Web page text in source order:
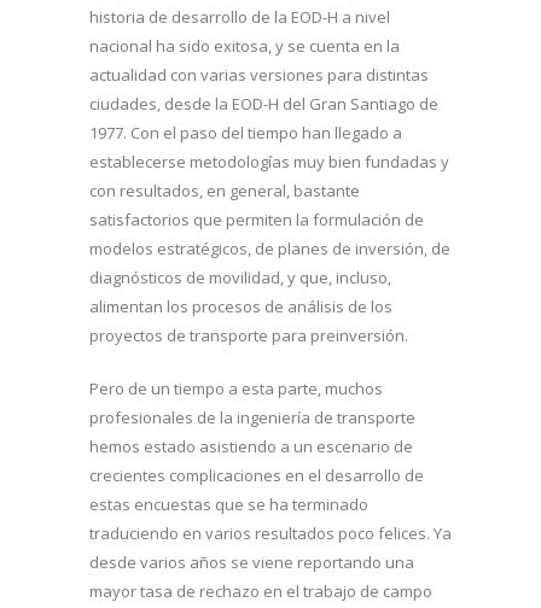
historia de desarrollo de la EOD-H a nivel
nacional ha sido exitosa, y se cuenta en la
actualidad con varias versiones para distintas
ciudades, desde la EOD-H del Gran Santiago de
1977. Con el paso del tiempo han llegado a
establecerse metodologías muy bien fundadas y
con resultados, en general, bastante
satisfactorios que permiten la formulación de
modelos estratégicos, de planes de inversión, de
diagnósticos de movilidad, y que, incluso,
alimentan los procesos de análisis de los
proyectos de transporte para preinversión.
Pero de un tiempo a esta parte, muchos
profesionales de la ingeniería de transporte
hemos estado asistiendo a un escenario de
crecientes complicaciones en el desarrollo de
estas encuestas que se ha terminado
traduciendo en varios resultados poco felices. Ya
desde varios años se viene reportando una
mayor tasa de rechazo en el trabajo de campo